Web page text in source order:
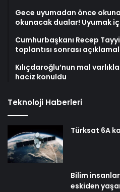
Gece uyumadan önce
okunacak dualar! Uyumak
Cumhurbaşkanı Recep
toplantısı sonrası
Kılıçdaroğlu’nun mal
haciz konuldu
Teknoloji Haberleri
Türksat 6A
Bilim
eskiden